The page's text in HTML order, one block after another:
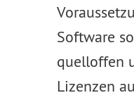
Software
quelloffen
Lizenzen